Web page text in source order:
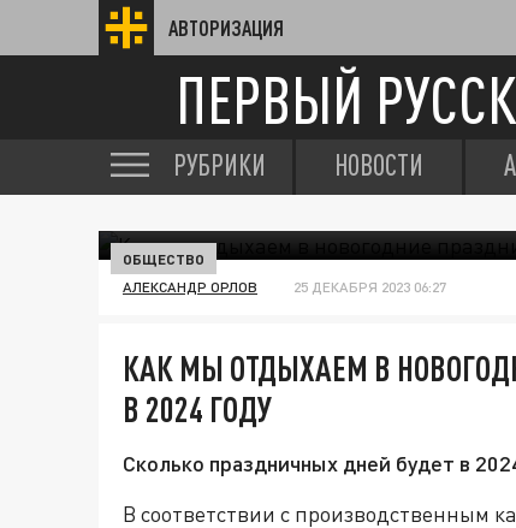
АВТОРИЗАЦИЯ
ПЕРВЫЙ
РУБРИКИ НОВОСТИ
ОБЩЕСТВО
АЛЕКСАНДР ОРЛОВ 25 ДЕКАБРЯ 2023 06:27
КАК МЫ ОТДЫХАЕМ В
В 2024 ГОДУ
Сколько праздничных дней будет в
В соответствии с производственным